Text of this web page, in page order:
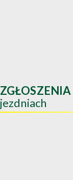
ZGŁOSZENIA
jezdniach